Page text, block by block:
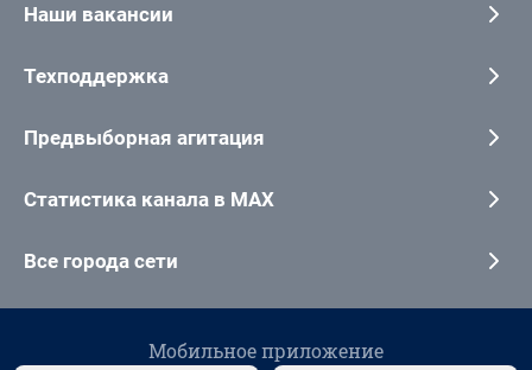
Наши вакансии
Техподдержка
Предвыборная агитация
Статистика канала в MAX
Все города сети
Мобильное приложение